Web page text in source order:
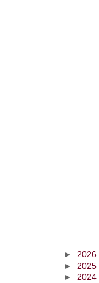
►2026
► 2025
►2024